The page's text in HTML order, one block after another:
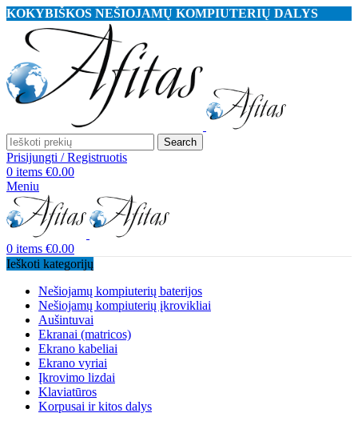
KOKYBIŠKOS NEŠIOJAMŲ KOMPIUTERIŲ DALYS
Search
Prisijungti / Registruotis
0 items €0.00
Meniu
0 items €0.00
Ieškoti kategorijų
Nešiojamų kompiuterių baterijos
Nešiojamų kompiuterių įkrovikliai
Aušintuvai
Ekranai (matricos)
Ekrano kabeliai
Ekrano vyriai
Įkrovimo lizdai
Klaviatūros
Korpusai ir kitos dalys